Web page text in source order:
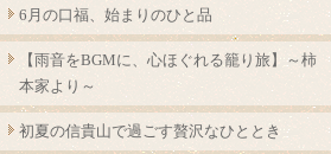
6月の口福、始まりのひと品
【雨音をBGMに、心ほぐれる籠り旅】～柿
本家より～
初夏の信貴山で過ごす贅沢なひととき